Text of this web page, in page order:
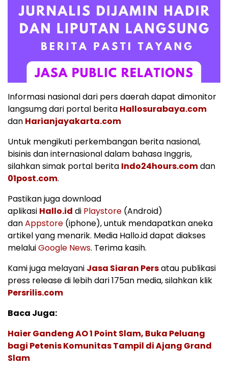
Informasi nasional dari pers daerah dapat dimonitor
langsumg dari portal berita Hallosurabaya.com
dan Harianjayakarta.com
Untuk mengikuti perkembangan berita nasional,
bisinis dan internasional dalam bahasa Inggris,
silahkan simak portal berita Indo24hours.comdan
01post.com.
Pastikan juga download
aplikasi Hallo.id di Playstore (Android)
danAppstore (iphone), untuk mendapatkan aneka
artikel yang menarik. Media Hallo.id dapat diakses
melaluiGoogle News. Terima kasih.
Kami juga melayani Jasa Siaran Persatau publikasi
press release di lebih dari 175an media, silahkan klik
Persrilis.com
Baca Juga:
Haier Gandeng AO 1 Point Slam, Buka Peluang
bagi Petenis Komunitas Tampil di Ajang Grand
Slam